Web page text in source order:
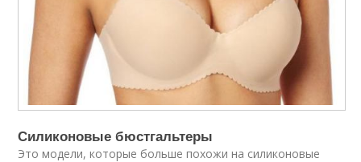
Силиконовые бюстгальтеры
Это модели, которые больше похожи на силиконовые